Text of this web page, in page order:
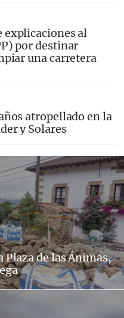
explicaciones al
por destinar
una carretera
atropellado en la
y Solares
Plaza de las Ánimas,